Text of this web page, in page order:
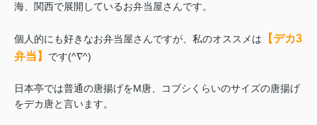
海、関西で展開しているお弁当屋さんです。
個人的にも好きなお弁当屋さんですが、私のオススメは 【デカ3
弁当】 です(^∇^)
日本亭では普通の唐揚げをM唐、コブシくらいのサイズの唐揚げ
をデカ唐と言います。